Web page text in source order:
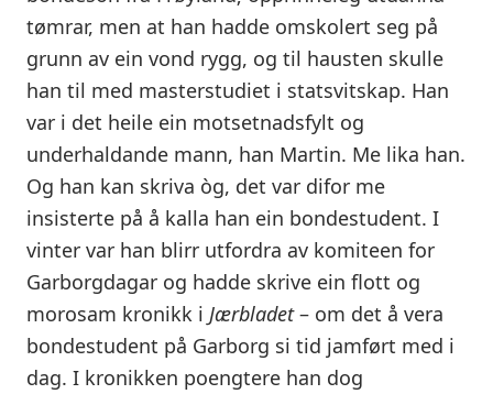
tømrar, men at han hadde omskolert seg på
grunn av ein vond rygg, og til hausten skulle
han til med masterstudiet i statsvitskap. Han
var i det heile ein motsetnadsfylt og
underhaldande mann, han Martin. Me lika han.
Og han kan skriva òg, det var difor me
insisterte på å kalla han ein bondestudent. I
vinter var han blirr utfordra av komiteen for
Garborgdagar og hadde skrive ein flott og
morosam kronikk i Jærbladet– om det å vera
bondestudent på Garborg si tid jamført med i
dag. I kronikken poengtere han dog